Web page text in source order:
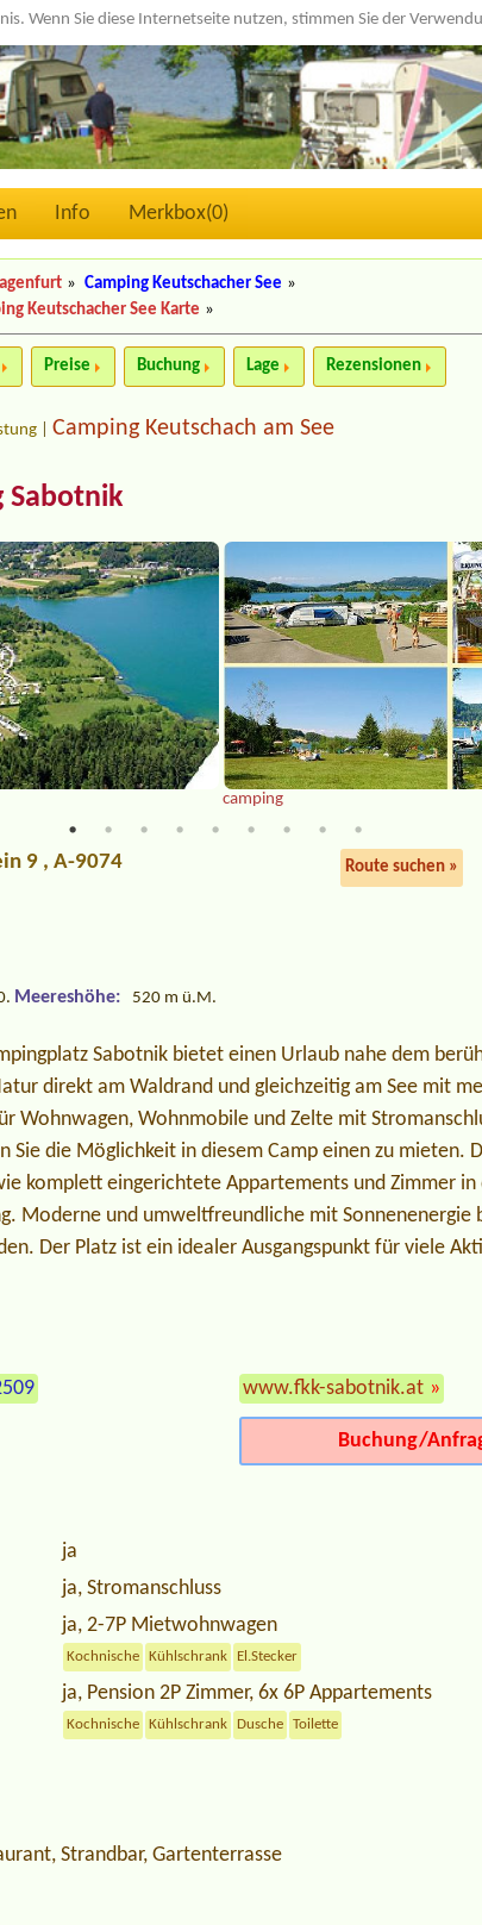
Wenn Sie diese Internetseite nutzen, stimmen Sie der
Info Merkbox(0)
» Camping Keutschacher See »
Keutschacher See Karte »
Preise Buchung Lage Rezensionen
|Camping Keutschach am See
Sabotnik
camping
9 , A-9074 Route suchen »
Meereshöhe: 520 m ü.M.
Sabotnik bietet einen Urlaub nahe dem
direkt am Waldrand und gleichzeitig am See mit
Wohnwagen, Wohnmobile und Zelte mit
Sie die Möglichkeit in diesem Camp einen zu mieten.
komplett eingerichtete Appartements und Zimmer in
Moderne und umweltfreundliche mit Sonnenenergie
Der Platz ist ein idealer Ausgangspunkt für viele
www.fkk-sabotnik.at »
Buchung/
ja
ja, Stromanschluss
ja, 2-7P Mietwohnwagen
Kochnische Kühlschrank El.Stecker
ja, Pension 2P Zimmer, 6x 6P Appartements
Kochnische Kühlschrank Dusche Toilette
Strandbar, Gartenterrasse